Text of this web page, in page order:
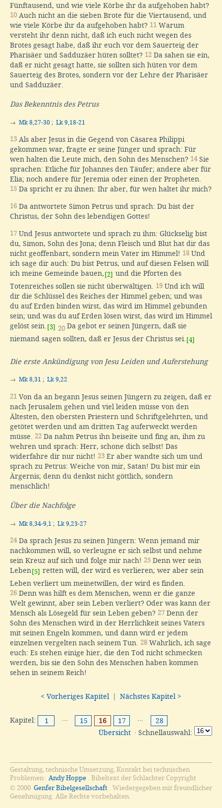
Fünftausend, und wie viele Körbe ihr da aufgehoben habt?
10 Auch nicht an die sieben Brote für die Viertausend, und
wie viele Körbe ihr da aufgehoben habt? 11 Warum
versteht ihr denn nicht, daß ich euch nicht wegen des
Brotes gesagt habe, daß ihr euch vor dem Sauerteig der
Pharisäer und Sadduzäer hüten solltet? 12 Da sahen sie ein,
daß er nicht gesagt hatte, sie sollten sich hüten vor dem
Sauerteig des Brotes, sondern vor der Lehre der Pharisäer
und Sadduzäer.
Das Bekenntnis des Petrus
→ Mk 8,27-30 ; Lk 9,18-21
13 Als aber Jesus in die Gegend von Cäsarea Philippi
gekommen war, fragte er seine Jünger und sprach: Für
wen halten die Leute mich, den Sohn des Menschen? 14Sie
sprachen: Etliche für Johannes den Täufer; andere aber für
Elia; noch andere für Jeremia oder einen der Propheten.
15 Da spricht er zu ihnen: Ihr aber, für wen haltet ihr mich?
16 Da antwortete Simon Petrus und sprach: Du bist der
Christus, der Sohn des lebendigen Gottes!
17 Und Jesus antwortete und sprach zu ihm: Glückselig bist
du, Simon, Sohn des Jona; denn Fleisch und Blut hat dir das
nicht geoffenbart, sondern mein Vater im Himmel! 18 Und
ich sage dir auch: Du bist Petrus, und auf diesen Felsen will
ich meine Gemeinde bauen, [2] und die Pforten des
Totenreiches sollen sie nicht überwältigen. 19 Und ich will
dir die Schlüssel des Reiches der Himmel geben; und was
du auf Erden binden wirst, das wird im Himmel gebunden
sein; und was du auf Erden lösen wirst, das wird im Himmel
gelöst sein. [3] 20 Da gebot er seinen Jüngern, daß sie
niemand sagen sollten, daß er Jesus der Christus sei. [4]
Die erste Ankündigung von Jesu Leiden und Auferstehung
→ Mk 8,31 ; Lk 9,22
21 Von da an begann Jesus seinen Jüngern zu zeigen, daß er
nach Jerusalem gehen und viel leiden müsse von den
Ältesten, den obersten Priestern und Schriftgelehrten, und
getötet werden und am dritten Tag auferweckt werden
müsse. 22 Da nahm Petrus ihn beiseite und fing an, ihm zu
wehren und sprach: Herr, schone dich selbst! Das
widerfahre dir nur nicht! 23 Er aber wandte sich um und
sprach zu Petrus: Weiche von mir, Satan! Du bist mir ein
Ärgernis; denn du denkst nicht göttlich, sondern
menschlich!
Über die Nachfolge
→ Mk 8,34-9,1 ; Lk 9,23-27
24Da sprach Jesus zu seinen Jüngern: Wenn jemand mir
nachkommen will, so verleugne er sich selbst und nehme
sein Kreuz auf sich und folge mir nach! 25 Denn wer sein
Leben [5] retten will, der wird es verlieren; wer aber sein
Leben verliert um meinetwillen, der wird es finden.
26 Denn was hilft es dem Menschen, wenn er die ganze
Welt gewinnt, aber sein Leben verliert? Oder was kann der
Mensch als Lösegeld für sein Leben geben? 27 Denn der
Sohn des Menschen wird in der Herrlichkeit seines Vaters
mit seinen Engeln kommen, und dann wird er jedem
einzelnen vergelten nach seinem Tun. 28 Wahrlich, ich sage
euch: Es stehen einige hier, die den Tod nicht schmecken
werden, bis sie den Sohn des Menschen haben kommen
sehen in seinem Reich!
< Vorheriges Kapitel Nächstes Kapitel >
Kapitel: 1 ··· 15 16 17 ···
28
Übersicht · Schnellauswahl:
Gestaltung, technische Umsetzung, Kontakt bei technischen
Problemen: Andy Hoppe . Bibeltext der Schlachter Copyright
© 2000 Genfer Bibelgesellschaft . Wiedergegeben mit freundlicher
Genehmigung. Alle Rechte vorbehalten.